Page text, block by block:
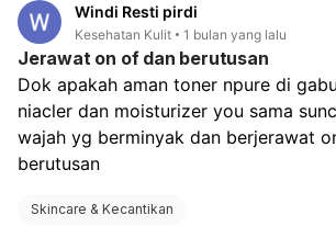
mengucek mata dan jangan memakai
mengandung bahan iritatif. Bila perlu,
meresepkan obat seperti salep
antibiotik sesuai penyebabnya. Jika
atau makin berat, segera periksa ke
kulit.
Windi Resti pirdi
Kesehatan Kulit 1 bulan yang lalu
Jerawat on of dan berutusan
Dok apakah aman toner npure di
niacler dan moisturizer you sama
wajah yg berminyak dan berjerawat
berutusan
Skincare & Kecantikan